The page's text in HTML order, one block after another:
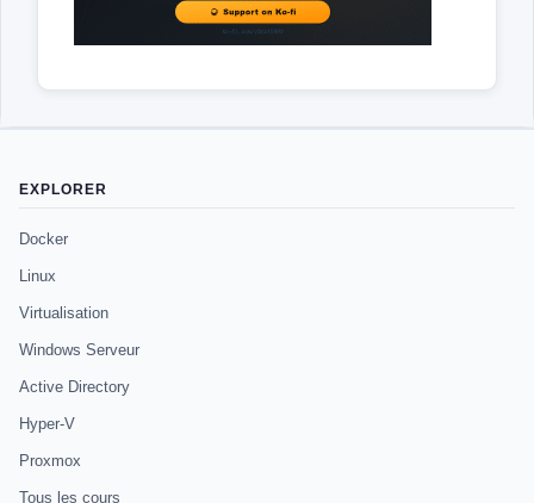
EXPLORER
Docker
Linux
Virtualisation
Windows Serveur
Active Directory
Hyper-V
Proxmox
Tous les cours